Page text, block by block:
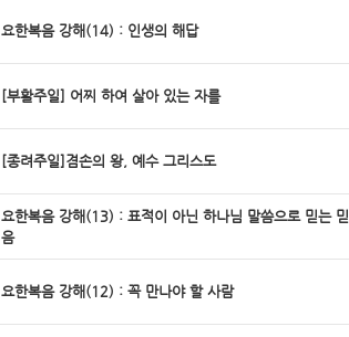
요한복음 강해(14) : 인생의 해답
[부활주일] 어찌 하여 살아 있는 자를
[종려주일]겸손의 왕, 예수 그리스도
요한복음 강해(13) : 표적이 아닌 하나님 말씀으로 믿는 믿
음
요한복음 강해(12) : 꼭 만나야 할 사람